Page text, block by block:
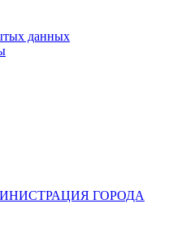
данных
ГОРОДА